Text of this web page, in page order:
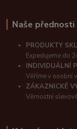
Naše přednosti
PRODUKTY
Expedujeme do
INDIVIDUÁLNÍ
Věříme v osobní
ZÁKAZNICKÉ
Věrnostní